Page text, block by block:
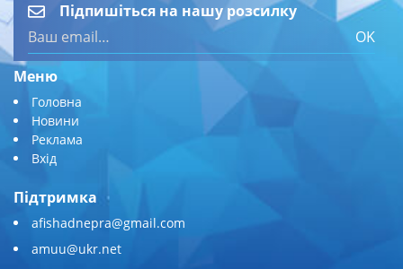
Підпишіться на нашу розсилку
OK
Меню
Головна
Новини
Реклама
Вхід
Підтримка
afishadnepra@gmail.com
amuu@ukr.net